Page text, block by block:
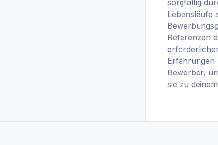
sorgfältig
Lebensläufe
Referenzen
Erfahrungen
Bewerber,
sie zu